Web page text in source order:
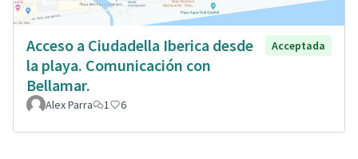
Acceso a Ciudadella Iberica desde
la playa. Comunicación con
Bellamar.
Acceptada
Alex Parra 1 6